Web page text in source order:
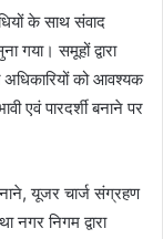
के साथ संवाद
गया। समूहों द्वारा
को आवश्यक
एवं पारदर्शी बनाने पर
यूजर चार्ज संग्रहण
नगर निगम द्वारा